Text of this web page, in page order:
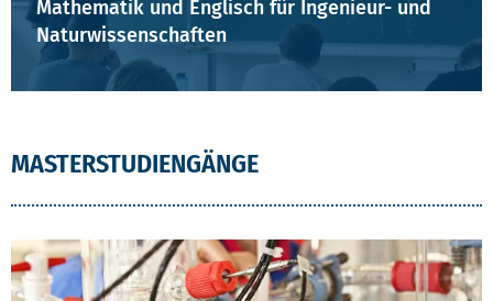
Mathematik und Englisch für Ingenieur- und
Naturwissenschaften
MASTERSTUDIENGÄNGE